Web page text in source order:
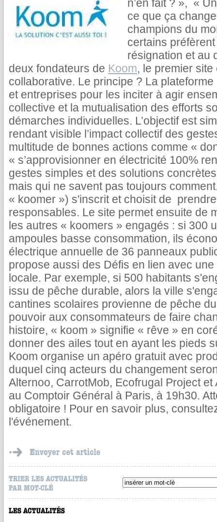
n’en fait ? », «
ce que ça
champions du
certains
résignation et au
deux fondateurs de Koom, le premier site
collaborative. Le principe ? La
et entreprises pour les inciter à agir
collective et la mutualisation des efforts
démarches individuelles. L’objectif est
rendant visible l’impact collectif des
multitude de bonnes actions comme «
« s’approvisionner en électricité 100%
gestes simples et des solutions
mais qui ne savent pas toujours
« koomer ») s'inscrit et choisit de
responsables. Le site permet ensuite de
les autres « koomers » engagés : si 300
ampoules basse consommation, ils
électrique annuelle de 36 panneaux
propose aussi des Défis en lien avec
locale. Par exemple, si 500 habitants
issu de pêche durable, alors la ville
cantines scolaires provienne de pêche
pouvoir aux consommateurs de faire
histoire, « koom » signifie « rêve » en
donner des ailes tout en ayant les pieds
Koom organise un apéro gratuit avec
duquel cinq acteurs du changement
Alternoo, CarrotMob, Ecofrugal Project
au Comptoir Général à Paris, à 19h30.
obligatoire ! Pour en savoir plus,
l'événement.